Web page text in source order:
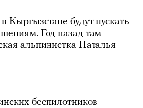
Кыргызстане будут пускать
Год назад там
альпинистка Наталья
беспилотников